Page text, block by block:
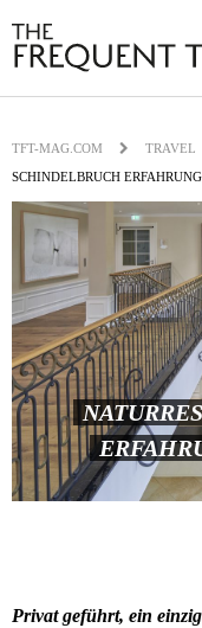
TFT-MAG.COM TRAVEL
SCHINDELBRUCH
Privat geführt, ein